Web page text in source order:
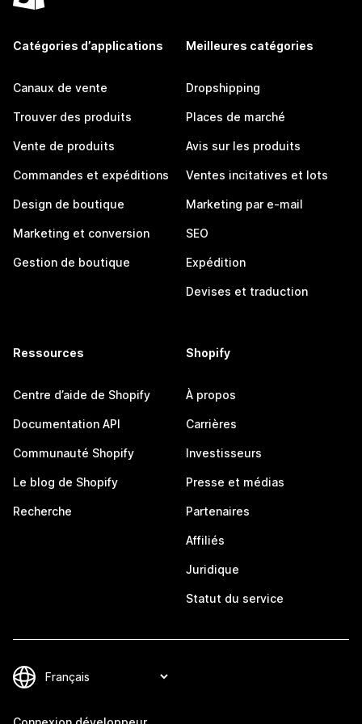
Catégories d’applications
Canaux de vente
Trouver des produits
Vente de produits
Commandes et expéditions
Design de boutique
Marketing et conversion
Gestion de boutique
Meilleures catégories
Dropshipping
Places de marché
Avis sur les produits
Ventes incitatives et lots
Marketing par e-mail
SEO
Expédition
Devises et traduction
Ressources
Centre d’aide de Shopify
Documentation API
Communauté Shopify
Le blog de Shopify
Recherche
Shopify
À propos
Carrières
Investisseurs
Presse et médias
Partenaires
Affiliés
Juridique
Statut du service